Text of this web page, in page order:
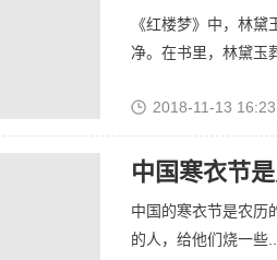
《红楼梦》中，林
净。在书里，林黛玉
2018-11-13 16:23
中国寒衣节
中国的寒衣节是农历
的人，给他们烧一些...